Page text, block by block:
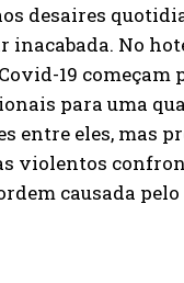
desaires
inacabada. No
19
para uma
entre eles, mas
violentos
causada